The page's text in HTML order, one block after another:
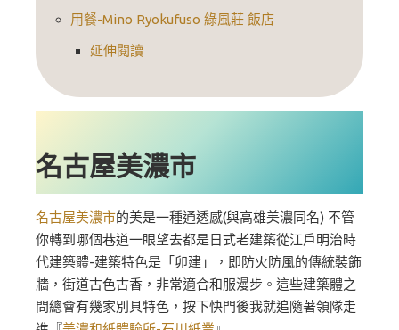
用餐-Mino Ryokufuso 綠風莊 飯店
延伸閱讀
名古屋美濃市
名古屋美濃市的美是一種通透感(與高雄美濃同名) 不管
你轉到哪個巷道一眼望去都是日式老建築從江戶明治時
代建築體-建築特色是「卯建」，即防火防風的傳統裝飾
牆，街道古色古香，非常適合和服漫步。這些建築體之
間總會有幾家別具特色，按下快門後我就追隨著領隊走